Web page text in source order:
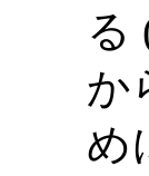
る
か
め